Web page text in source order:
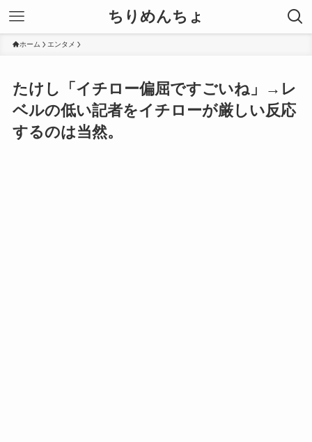
ちりめんちょ
ホーム エンタメ
たけし「イチロー偏屈ですごいね」→レ
ベルの低い記者をイチローが厳しい反応
するのは当然。